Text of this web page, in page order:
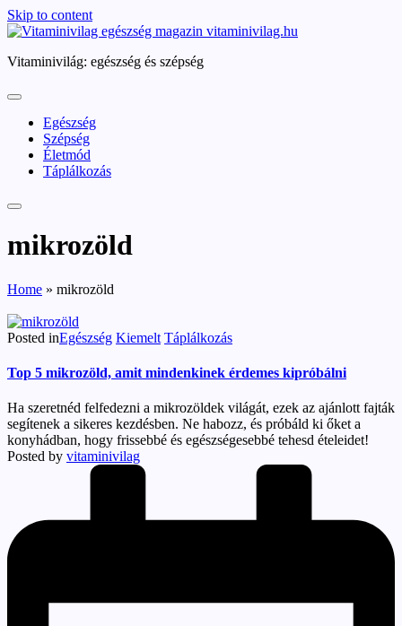
Skip to content
vitaminivilag.hu
Vitaminivilág: egészség és szépség
Egészség
Szépség
Életmód
Táplálkozás
mikrozöld
Home » mikrozöld
Posted inEgészség Kiemelt Táplálkozás
Top 5 mikrozöld, amit mindenkinek érdemes kipróbálni
Ha szeretnéd felfedezni a mikrozöldek világát, ezek az ajánlott fajták
segítenek a sikeres kezdésben. Ne habozz, és próbáld ki őket a
konyhádban, hogy frissebbé és egészségesebbé tehesd ételeidet!
Posted by vitaminivilag